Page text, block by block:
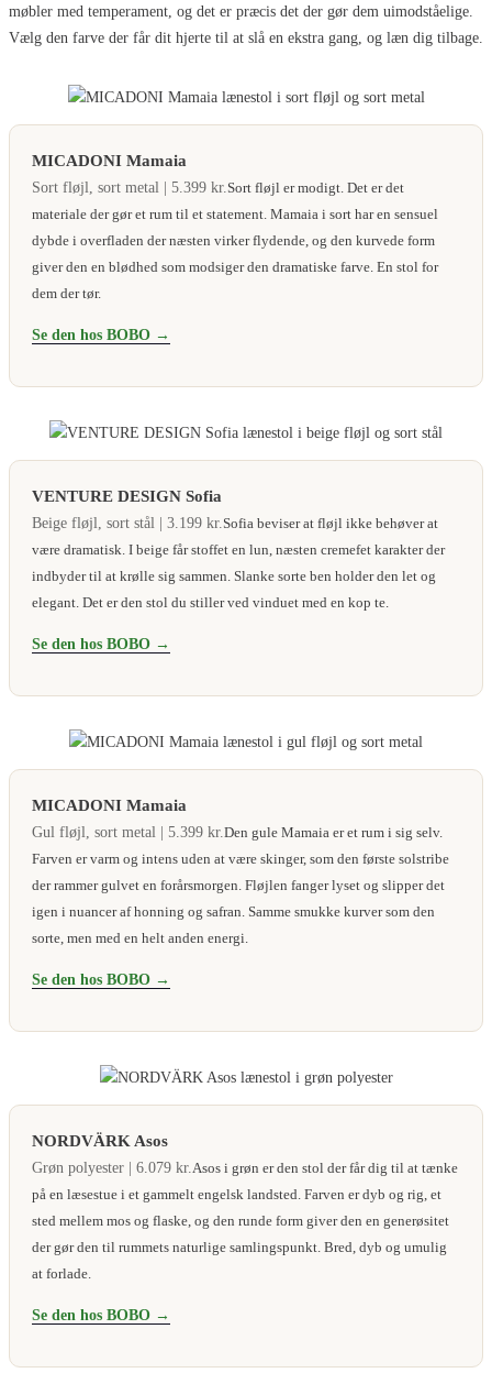
møbler med temperament, og det er præcis det der gør dem uimodståelige.
Vælg den farve der får dit hjerte til at slå en ekstra gang, og læn dig tilbage.
MICADONI Mamaia
Sort fløjl, sort metal | 5.399 kr. Sort fløjl er modigt. Det er det
materiale der gør et rum til et statement. Mamaia i sort har en sensuel
dybde i overfladen der næsten virker flydende, og den kurvede form
giver den en blødhed som modsiger den dramatiske farve. En stol for
dem der tør.
Se den hos BOBO →
VENTURE DESIGN Sofia
Beige fløjl, sort stål | 3.199 kr. Sofia beviser at fløjl ikke behøver at
være dramatisk. I beige får stoffet en lun, næsten cremefet karakter der
indbyder til at krølle sig sammen. Slanke sorte ben holder den let og
elegant. Det er den stol du stiller ved vinduet med en kop te.
Se den hos BOBO →
MICADONI Mamaia
Gul fløjl, sort metal | 5.399 kr. Den gule Mamaia er et rum i sig selv.
Farven er varm og intens uden at være skinger, som den første solstribe
der rammer gulvet en forårsmorgen. Fløjlen fanger lyset og slipper det
igen i nuancer af honning og safran. Samme smukke kurver som den
sorte, men med en helt anden energi.
Se den hos BOBO →
NORDVÄRK Asos
Grøn polyester | 6.079 kr. Asos i grøn er den stol der får dig til at tænke
på en læsestue i et gammelt engelsk landsted. Farven er dyb og rig, et
sted mellem mos og flaske, og den runde form giver den en generøsitet
der gør den til rummets naturlige samlingspunkt. Bred, dyb og umulig
at forlade.
Se den hos BOBO →